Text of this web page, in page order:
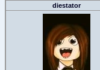
diestator